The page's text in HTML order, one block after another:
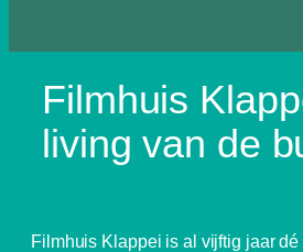
Filmhuis
living van de
Filmhuis Klappei is al vijftig jaar